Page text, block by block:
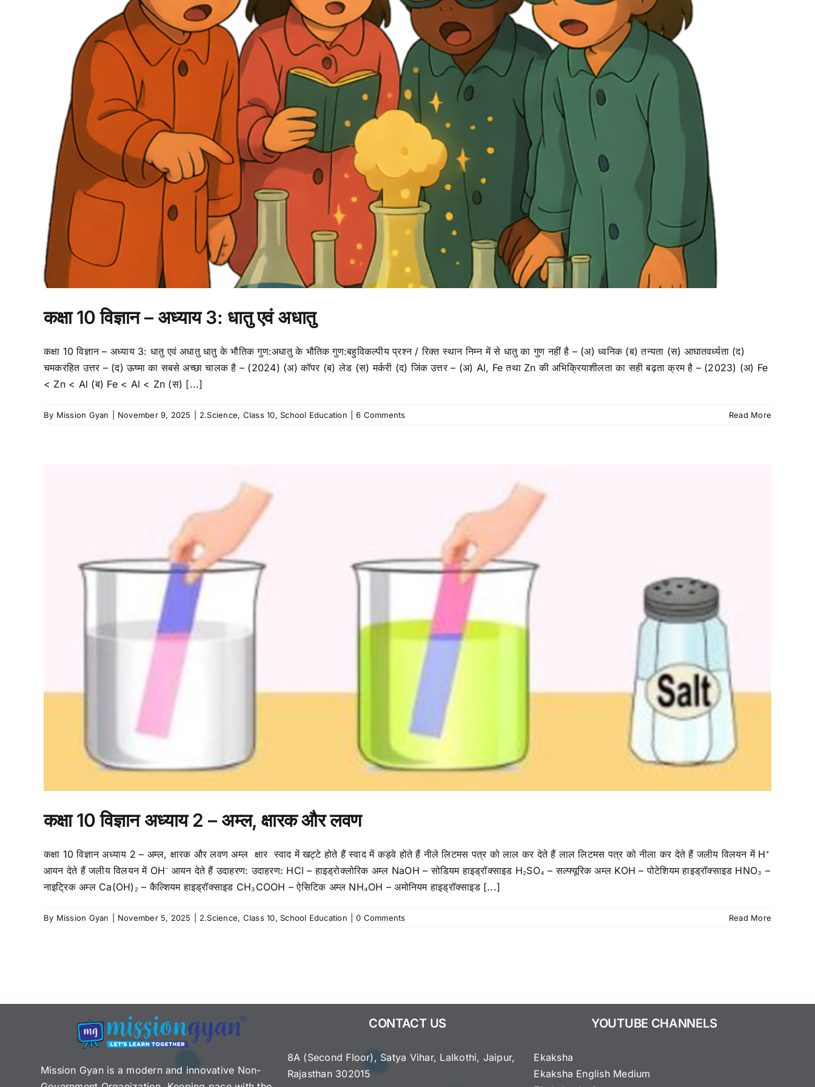
कक्षा 10 विज्ञान – अध्याय 3: धातु एवं अधातु
कक्षा 10 विज्ञान – अध्याय 3: धातु एवं अधातु धातु के भौतिक गुण:अधातु के भौतिक गुण:बहुविकल्पीय प्रश्न / रिक्त स्थान निम्न में से धातु का गुण नहीं है – (अ) ध्वनिक (ब) तन्यता (स) आघातवर्ध्यता (द)
चमकरहित उत्तर – (द) ऊष्मा का सबसे अच्छा चालक है – (2024) (अ) कॉपर (ब) लेड (स) मर्करी (द) जिंक उत्तर – (अ) Al, Fe तथा Zn की अभिक्रियाशीलता का सही बढ़ता क्रम है – (2023) (अ) Fe
< Zn < Al (ब) Fe < Al < Zn (स) [...]
By Mission Gyan November 9, 2025 2.Science, Class 10,School Education 6 Comments Read More
कक्षा 10 विज्ञान अध्याय 2 – अम्ल, क्षारक और लवण
कक्षा 10 विज्ञान अध्याय 2 – अम्ल, क्षारक और लवण अम्ल क्षार स्वाद में खट्टे होते हैं स्वाद में कड़वे होते हैं नीले लिटमस पत्र को लाल कर देते हैं लाल लिटमस पत्र को नीला कर देते हैं जलीय विलयन में H⁺
आयन देते हैं जलीय विलयन में OH⁻ आयन देते हैं उदाहरण: उदाहरण: HCl – हाइड्रोक्लोरिक अम्ल NaOH – सोडियम हाइड्रॉक्साइड H₂SO₄ – सल्फ्यूरिक अम्ल KOH – पोटेशियम हाइड्रॉक्साइड HNO₃ –
नाइट्रिक अम्ल Ca(OH)₂ – कैल्शियम हाइड्रॉक्साइड CH₃COOH – ऐसिटिक अम्ल NH₄OH – अमोनियम हाइड्रॉक्साइड [...]
By Mission Gyan November 5, 2025 2.Science, Class 10,School Education 0 Comments Read More
Mission Gyan is a modern and innovative Non-
CONTACT US
8A (Second Floor), Satya Vihar, Lalkothi, Jaipur,
Rajasthan 302015
YOUTUBE CHANNELS
Ekaksha
Ekaksha English Medium